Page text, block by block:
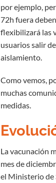
por ejemplo,
72h fuera
flexibilizará las
usuarios salir
aislamiento.
Como vemos,
muchas
medidas.
La vacunación
mes de
el Ministerio de